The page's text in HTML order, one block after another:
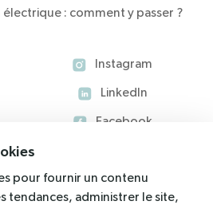
: comment y passer ?
Instagram
LinkedIn
Facebook
pour fournir un contenu
tendances, administrer le site,